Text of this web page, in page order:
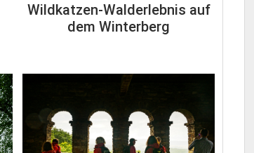
Wildkatzen-Walderlebnis auf
dem Winterberg